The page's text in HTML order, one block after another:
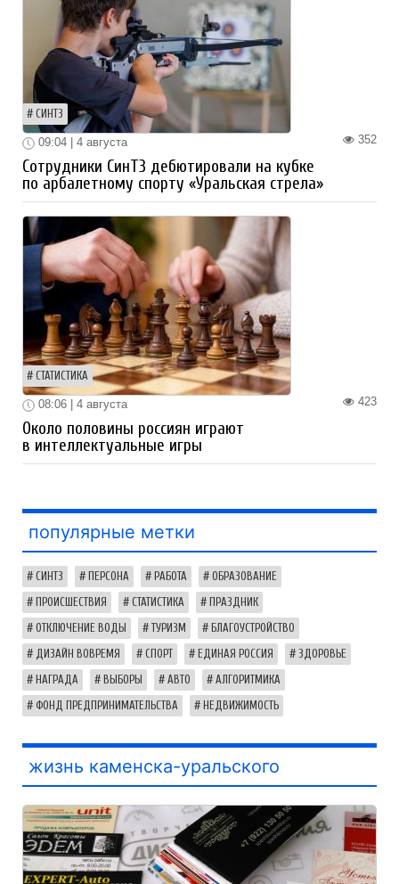
СИНТЗ
352
09:04 | 4 августа
Сотрудники СинТЗ дебютировали на кубке
по арбалетному спорту «Уральская стрела»
СТАТИСТИКА
423
08:06 | 4 августа
Около половины россиян играют
в интеллектуальные игры
популярные метки
СИНТЗ ПЕРСОНА РАБОТА ОБРАЗОВАНИЕ
ПРОИСШЕСТВИЯ СТАТИСТИКА ПРАЗДНИК
ОТКЛЮЧЕНИЕ ВОДЫ ТУРИЗМ БЛАГОУСТРОЙСТВО
ДИЗАЙН ВОВРЕМЯ СПОРТ ЕДИНАЯ РОССИЯ ЗДОРОВЬЕ
НАГРАДА ВЫБОРЫ АВТО АЛГОРИТМИКА
ФОНД ПРЕДПРИНИМАТЕЛЬСТВА НЕДВИЖИМОСТЬ
жизнь каменска-уральского